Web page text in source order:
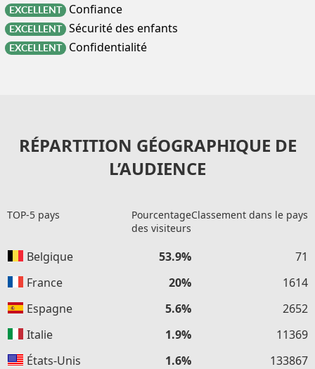
EXCELLENT Confiance
EXCELLENT Sécurité des enfants
EXCELLENT Confidentialité
RÉPARTITION GÉOGRAPHIQUE DE
L’AUDIENCE
TOP-5 pays
Pourcentage
des visiteurs
Classement dans le pays
Belgique 53.9%
71
France
20%
1614
Espagne
5.6%
2652
Italie
1.9%
11369
États-Unis
1.6% 133867